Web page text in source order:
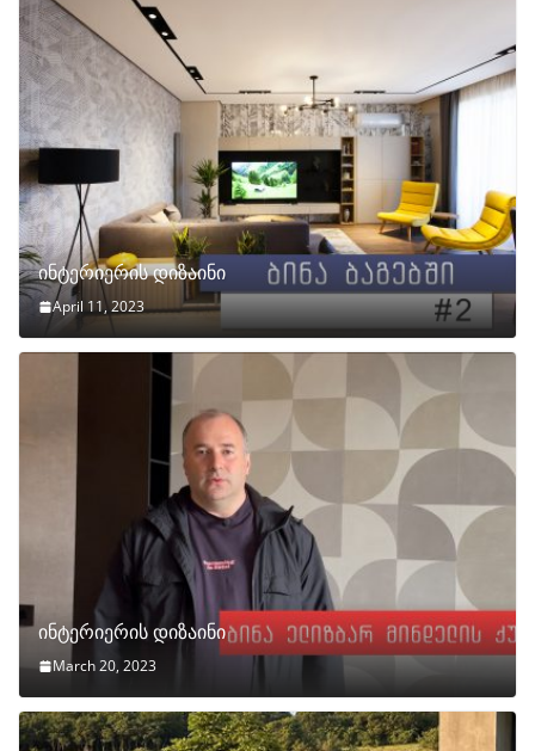
ინტერიერის დიზაინი
April 11, 2023
ინტერიერის დიზაინი
March 20, 2023